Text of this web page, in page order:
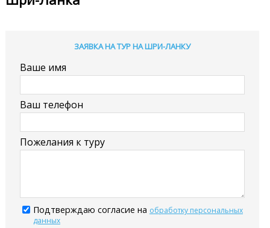
ЗАЯВКА НА ТУР НА ШРИ-ЛАНКУ
Ваше имя
Ваш телефон
Пожелания к туру
Подтверждаю согласие на обработку персональных
данных